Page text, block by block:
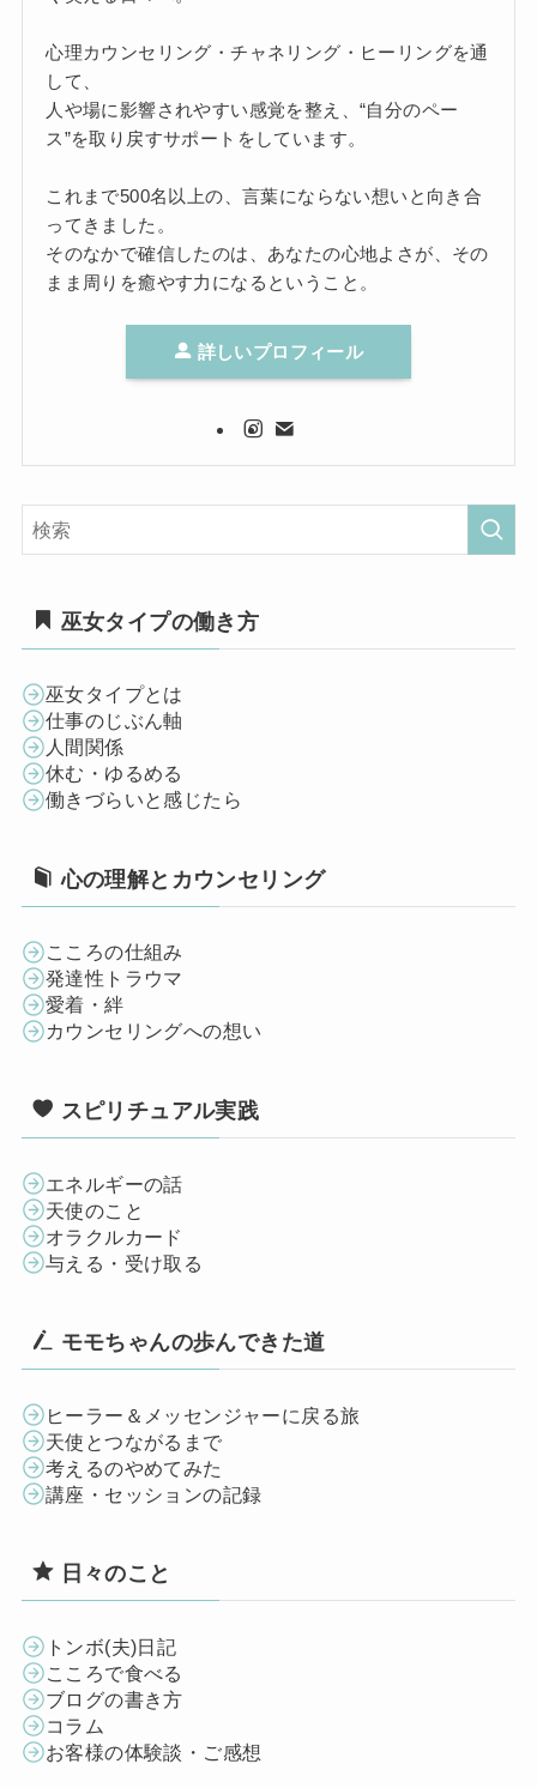
心理カウンセリング・チャネリング・ヒーリングを通
して、
人や場に影響されやすい感覚を整え、“自分のペー
ス”を取り戻すサポートをしています。
これまで500名以上の、言葉にならない想いと向き合
ってきました。
そのなかで確信したのは、あなたの心地よさが、その
まま周りを癒やす力になるということ。
詳しいプロフィール
巫女タイプの働き方
巫女タイプとは
仕事のじぶん軸
人間関係
休む・ゆるめる
働きづらいと感じたら
心の理解とカウンセリング
こころの仕組み
発達性トラウマ
愛着・絆
カウンセリングへの想い
スピリチュアル実践
エネルギーの話
天使のこと
オラクルカード
与える・受け取る
モモちゃんの歩んできた道
ヒーラー＆メッセンジャーに戻る旅
天使とつながるまで
考えるのやめてみた
講座・セッションの記録
日々のこと
トンボ(夫)日記
こころで食べる
ブログの書き方
コラム
お客様の体験談・ご感想